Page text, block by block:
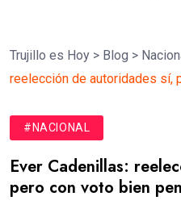
Trujillo es Hoy > Blog >
reelección de autoridades sí,
#NACIONAL
Ever Cadenillas:
pero con voto bien